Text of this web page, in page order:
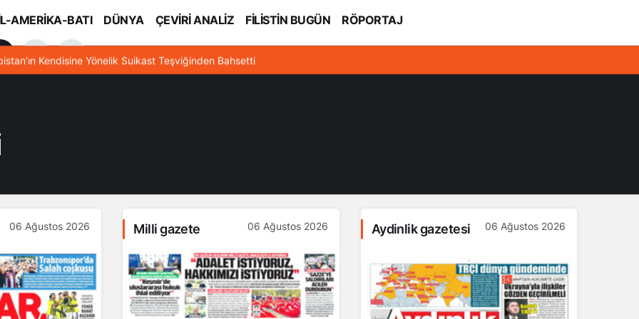
AMERİKA-BATI DÜNYA ÇEVİRİ ANALİZ FİLİSTİN BUGÜN RÖPORTAJ
Kendisine Yönelik Suikast Teşviğinden Bahsetti
06 Ağustos 2026 Milli gazete 06 Ağustos 2026 Aydinlik gazetesi 06 Ağustos 2026